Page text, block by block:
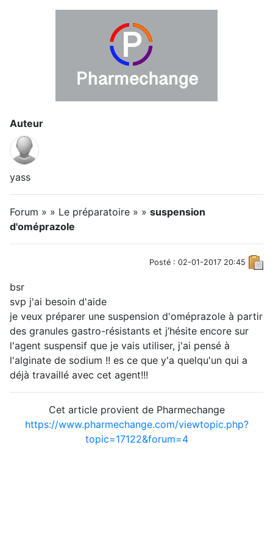
Auteur
yass
Forum » » Le préparatoire » » suspension
d'oméprazole
Posté : 02-01-2017 20:45
bsr
svp j'ai besoin d'aide
je veux préparer une suspension d'oméprazole à partir
des granules gastro-résistants et j’hésite encore sur
l'agent suspensif que je vais utiliser, j'ai pensé à
l'alginate de sodium !! es ce que y'a quelqu'un qui a
déjà travaillé avec cet agent!!!
Cet article provient de Pharmechange
https://www.pharmechange.com/viewtopic.php?
topic=17122&forum=4